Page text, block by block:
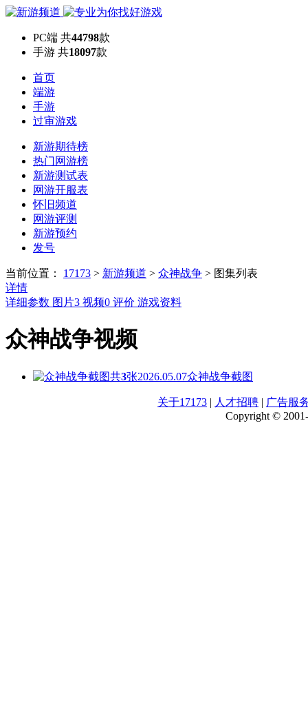
PC端 共44798款
手游 共18097款
首页
端游
手游
过审游戏
新游期待榜
热门网游榜
新游测试表
网游开服表
怀旧频道
网游评测
新游预约
发号
当前位置： 17173 > 新游频道 > 众神战争 > 图集列表
详情
详细参数 图片3 视频0 评价 游戏资料
众神战争视频
共3张2026.05.07众神战争截图
关于17173 | 人才招聘 | 广告服
Copyright ©